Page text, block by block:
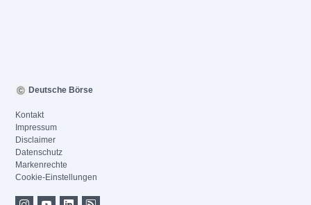
Deutsche Börse
Kontakt
Impressum
Disclaimer
Datenschutz
Markenrechte
Cookie-Einstellungen